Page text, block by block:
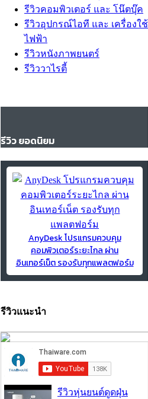
รีวิวคอมพิวเตอร์ และ โน๊ตบุ๊ค
รีวิวอุปกรณ์ไอที และ เครื่องใช้
ไฟฟ้า
รีวิวหนังภาพยนตร์
รีวิววาไรตี้
รีวิว ยอดนิยม
AnyDesk โปรแกรมควบคุม
คอมพิวเตอร์ระยะไกล ผ่าน
อินเทอร์เน็ต รองรับทุกแพลตฟอร์ม
รีวิวแนะนำ
รีวิวหุ่นยนต์ดูดฝุ่น